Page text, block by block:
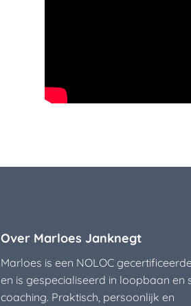
Over Marloes Janknegt
Marloes is een NOLOC
en is gespecialiseerd in loopbaan en
coaching. Praktisch, persoonlijk en